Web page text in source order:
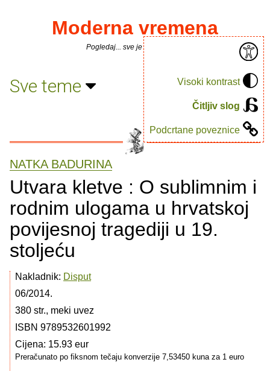
Visoki kontrast
Čitljiv slog
Podcrtane poveznice
Moderna vremena
Pogledaj... sve je puno knjiga.
Sve teme
NATKA BADURINA
Utvara kletve : O sublimnim i
rodnim ulogama u hrvatskoj
povijesnoj tragediji u 19.
stoljeću
Nakladnik: Disput
06/2014.
380 str., meki uvez
ISBN 9789532601992
Cijena: 15.93 eur
Preračunato po fiksnom tečaju konverzije 7,53450 kuna za 1 euro